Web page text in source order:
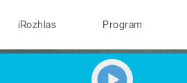
iRozhlas Program